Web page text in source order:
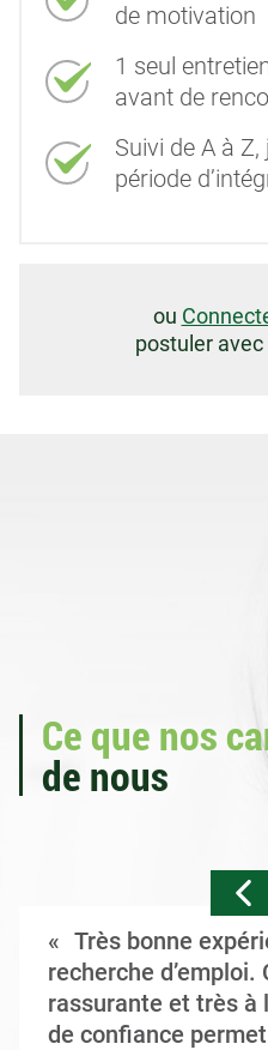
de motivation
1 seul
avant de
Suivi de A à
période
ou
postuler
Ce que nos
de nous
Très bonne
recherche
rassurante et très à
de confiance